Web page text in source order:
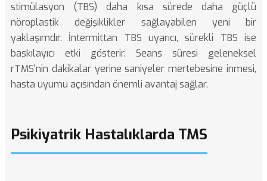
stimülasyon (TBS) daha kısa sürede daha güçlü
nöroplastik değişiklikler sağlayabilen yeni bir
yaklaşımdır. İntermittan TBS uyarıcı, sürekli TBS ise
baskılayıcı etki gösterir. Seans süresi geleneksel
rTMS'nin dakikalar yerine saniyeler mertebesine inmesi,
hasta uyumu açısından önemli avantaj sağlar.
Psikiyatrik Hastalıklarda TMS